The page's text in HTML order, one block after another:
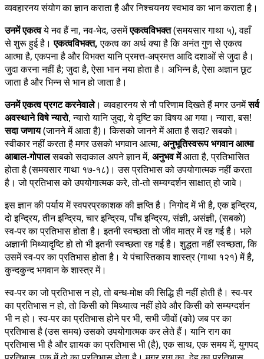
व्यवहारनय संयोग का ज्ञान कराता है और निश्चयनय स्वभाव का भान कराता है।
उनमें एकत्वये नव हैं ना, नव-भेद, उसमेंएकत्वविभक्त(समयसार गाथा ५), वहाँ
से शुरू हुई है।एकत्वविभक्त,एकत्व का अर्थ क्या है कि अनंत गुण से एकत्व
आत्मा है, एकपना है और विभक्त यानि प्रमत्त-अप्रमत्त आदि दशाओं से जुदा है।
जुदा करना नहीं है; जुदा है, ऐसा भान नया होता है। अभिन्न है, ऐसा अज्ञान छूट
जाता है और भिन्न से भान हो जाता है।
उनमें एकत्व प्रगट करनेवाले। व्यवहारनय से नौ परिणाम दिखते हैं मगर उनमेंसर्व
अवस्थाने विषे न्यारो, न्यारो यानि जुदा, ये दृष्टि का विषय आ गया। न्यारा, बस!
सदाजणाय(जानने में आता है)। किसको जानने में आता है सदा? सबको।
स्वीकार नहीं करता है मगर उसको भगवान आत्मा, अनुभूतिस्वरूप भगवान आत्मा
आबाल-गोपालसबको सदाकाल अपने ज्ञान में, अनुभव मेंआता है, प्रतिभासित
होता है (समयसार गाथा १७-१८)। उस प्रतिभास को उपयोगात्मक नहीं करता
है। जो प्रतिभास को उपयोगात्मक करे, तो-तो सम्यग्दर्शन साक्षात् हो जावे।
इस ज्ञान की पर्याय में स्वपरप्रकाशक की ज्ञप्ति है। निगोद में भी है, एक इन्द्रिय,
दो इन्द्रिय, तीन इन्द्रिय, चार इन्द्रिय, पाँच इन्द्रिय, संज्ञी, असंज्ञी, (सबको)
स्व-पर का प्रतिभास होता है। इतनी स्वच्छता तो जीव मात्र में रह गई है। भले
अज्ञानी मिथ्यादृष्टि हो तो भी इतनी स्वच्छता रह गई है। शुद्धता नहीं स्वच्छता, कि
उसमें स्व-पर का प्रतिभास होता है। ये पंचास्तिकाय शास्त्र (गाथा १२१) में है,
कुन्दकुन्द भगवान के शास्त्र में।
स्व-पर का जो प्रतिभास न हो, तो बन्ध-मोक्ष की सिद्धि ही नहीं होती है। स्व-पर
का प्रतिभास न हो, तो किसी को मिथ्यात्व नहीं होवे और किसी को सम्यग्दर्शन
भी न हो। स्व-पर का प्रतिभास होने पर भी, सभी जीवों (को) जब पर का
प्रतिभास है (उस समय) उसको उपयोगात्मक कर लेते हैं। यानि राग का
प्रतिभास भी है और ज्ञायक का प्रतिभास भी (है), एक साथ, एक समय में, युगपद्